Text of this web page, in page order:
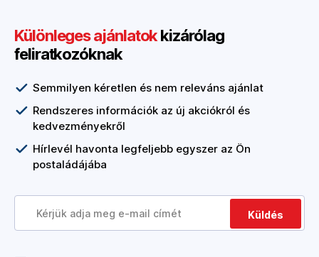
Különleges ajánlatokkizárólag
feliratkozóknak
Semmilyen kéretlen és nem releváns ajánlat
Rendszeres információk az új akciókról és
kedvezményekről
Hírlevél havonta legfeljebb egyszer az Ön
postaládájába
Küldés